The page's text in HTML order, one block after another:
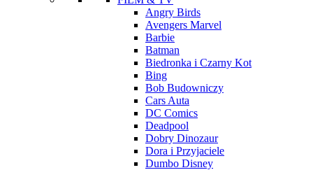
Angry Birds
Avengers Marvel
Barbie
Batman
Biedronka i Czarny Kot
Bing
Bob Budowniczy
Cars Auta
DC Comics
Deadpool
Dobry Dinozaur
Dora i Przyjaciele
Dumbo Disney